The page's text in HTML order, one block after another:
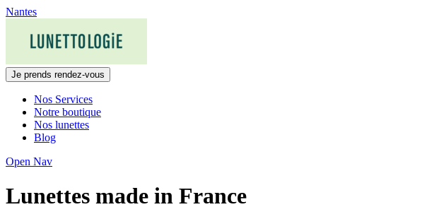
Skip
content
Nantes
Je prends rendez-vous
Nos Services
Notre boutique
Nos lunettes
Blog
Open Nav
Lunettes made in France